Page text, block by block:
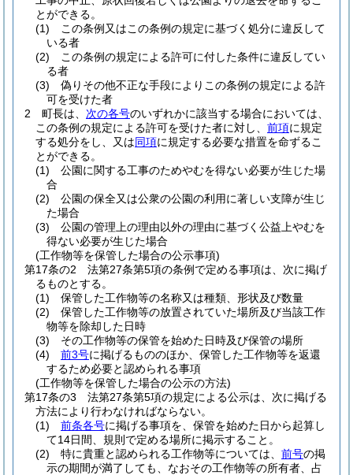
とができる。
(1)
この条例又はこの条例の規定に基づく処分に違反して
いる者
(2)
この条例の規定による許可に付した条件に違反してい
る者
(3)
偽りその他不正な手段によりこの条例の規定による許
可を受けた者
2
町長は、 次の各号のいずれかに該当する場合においては、
この条例の規定による許可を受けた者に対し、 前項に規定
する処分をし、又は同項に規定する必要な措置を命ずるこ
とができる。
(1)
公園に関する工事のためやむを得ない必要が生じた場
合
(2)
公園の保全又は公衆の公園の利用に著しい支障が生じ
た場合
(3)
公園の管理上の理由以外の理由に基づく公益上やむを
得ない必要が生じた場合
(工作物等を保管した場合の公示事項)
第17条の2
法第27条第5項の条例で定める事項は、次に掲げ
るものとする。
(1)
保管した工作物等の名称又は種類、形状及び数量
(2)
保管した工作物等の放置されていた場所及び当該工作
物等を除却した日時
(3)
その工作物等の保管を始めた日時及び保管の場所
(4)
前3号に掲げるもののほか、保管した工作物等を返還
するため必要と認められる事項
(工作物等を保管した場合の公示の方法)
第17条の3
法第27条第5項の規定による公示は、次に掲げる
方法により行わなければならない。
(1)
前条各号に掲げる事項を、保管を始めた日から起算し
て14日間、規則で定める場所に掲示すること。
(2)
特に貴重と認められる工作物等については、 前号の掲
示の期間が満了しても、なおその工作物等の所有者、占